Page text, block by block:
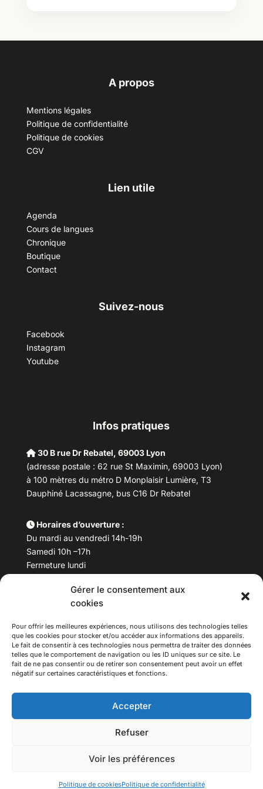
Gérer le consentement aux
cookies
Pour offrir les meilleures expériences, nous utilisons des technologies telles
que les cookies pour stocker et/ou accéder aux informations des appareils.
Le fait de consentir à ces technologies nous permettra de traiter des données
telles que le comportement de navigation ou les ID uniques sur ce site. Le
fait de ne pas consentir ou de retirer son consentement peut avoir un effet
négatif sur certaines caractéristiques et fonctions.
Accepter
Refuser
Voir les préférences
Politique de cookiesPolitique de confidentialité
A propos
Mentions légales
Politique de confidentialité
Politique de cookies
CGV
Lien utile
Agenda
Cours de langues
Chronique
Boutique
Contact
Suivez-nous
Facebook
Instagram
Youtube
Infos pratiques
30 B rue Dr Rebatel, 69003 Lyon
(adresse postale : 62 rue St Maximin, 69003 Lyon)
à 100 mètres du métro D Monplaisir Lumière, T3
Dauphiné Lacassagne, bus C16 Dr Rebatel
Horaires d’ouverture :
Du mardi au vendredi 14h-19h
Samedi 10h –17h
Fermeture lundi
Téléphone : 04 78 53 06 40
maisondesculturesasiatiques@asiexpo.com
Tous droits réservés.